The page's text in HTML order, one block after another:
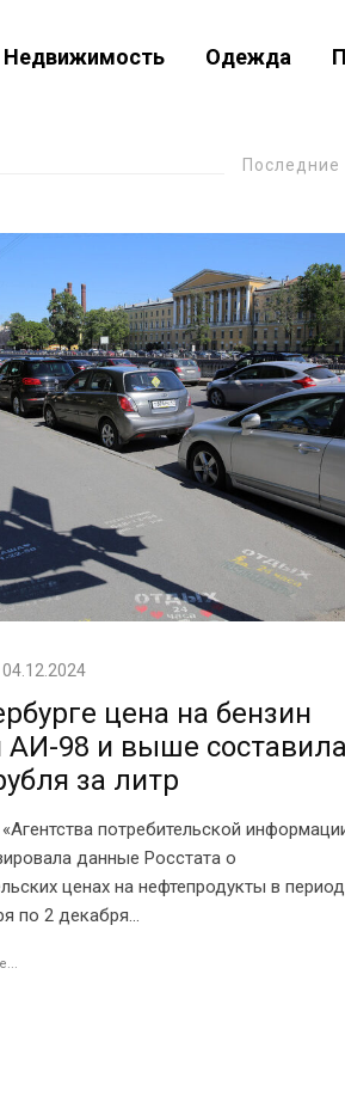
Недвижимость Одежда
Последние
04.12.2024
цена на бензин
АИ-98 и выше составила
за литр
потребительской
данные Росстата о
ценах на нефтепродукты в период
по 2 декабря...